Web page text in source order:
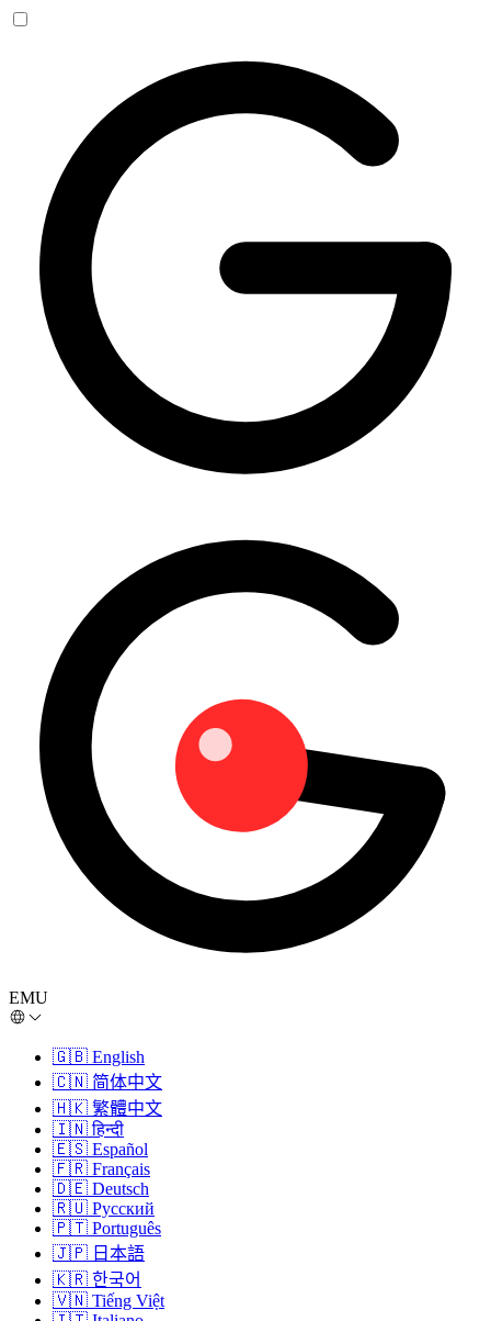
EMU
🇬🇧 English
🇨🇳 简体中文
🇭🇰 繁體中文
🇮🇳 हिन्दी
🇪🇸 Español
🇫🇷 Français
🇩🇪 Deutsch
🇷🇺 Русский
🇵🇹 Português
🇯🇵 日本語
🇰🇷 한국어
🇻🇳 Tiếng Việt